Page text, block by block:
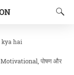
kya hai
Motivational पोषण और